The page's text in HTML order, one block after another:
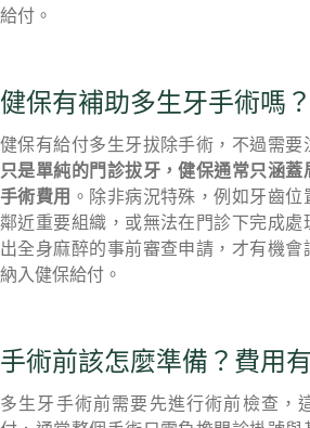
給付。
健保有補助多生牙手術嗎？
健保有給付多生牙拔除手術，不過需要
只是單純的門診拔牙，健保通常只涵蓋
手術費用 。除非病況特殊，例如牙齒
鄰近重要組織，或無法在門診下完成處
出全身麻醉的事前審查申請，才有機會
納入健保給付。
手術前該怎麼準備？費用
多生牙手術前需要先進行術前檢查，